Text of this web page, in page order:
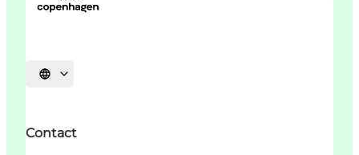
Sprache auswählen
Contact